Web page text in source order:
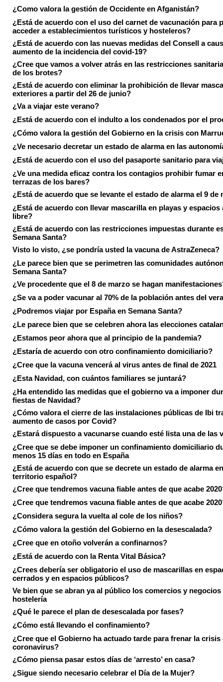
¿Como valora la gestión de Occidente en Afganistán?
¿Está de acuerdo con el uso del carnet de vacunación para
acceder a establecimientos turísticos y hosteleros?
¿Está de acuerdo con las nuevas medidas del Consell a
aumento de la incidencia del covid-19?
¿Cree que vamos a volver atrás en las restricciones
de los brotes?
¿Está de acuerdo con eliminar la prohibición de llevar
exteriores a partir del 26 de junio?
¿Va a viajar este verano?
¿Está de acuerdo con el indulto a los condenados por el
¿Cómo valora la gestión del Gobierno en la crisis con
¿Ve necesario decretar un estado de alarma en las
¿Está de acuerdo con el uso del pasaporte sanitario para
¿Ve una medida eficaz contra los contagios prohibir fumar
terrazas de los bares?
¿Está de acuerdo que se levante el estado de alarma el 9 de
¿Está de acuerdo con llevar mascarilla en playas y espacios
libre?
¿Está de acuerdo con las restricciones impuestas durante
Semana Santa?
Visto lo visto, ¿se pondría usted la vacuna de AstraZeneca?
¿Le parece bien que se perimetren las comunidades
Semana Santa?
¿Ve procedente que el 8 de marzo se hagan
¿Se va a poder vacunar al 70% de la población antes del
¿Podremos viajar por España en Semana Santa?
¿Le parece bien que se celebren ahora las elecciones
¿Estamos peor ahora que al principio de la pandemia?
¿Estaría de acuerdo con otro confinamiento domiciliario?
¿Cree que la vacuna vencerá al virus antes de final de 2021
¿Esta Navidad, con cuántos familiares se juntará?
¿Ha entendido las medidas que el gobierno va a imponer
fiestas de Navidad?
¿Cómo valora el cierre de las instalaciones públicas de Ibi
aumento de casos por Covid?
¿Estará dispuesto a vacunarse cuando esté lista una de las
¿Cree que se debe imponer un confinamiento domiciliario
menos 15 días en todo en España
¿Está de acuerdo con que se decrete un estado de alarma
territorio español?
¿Cree que tendremos vacuna fiable antes de que acabe
¿Cree que tendremos vacuna fiable antes de que acabe
¿Considera segura la vuelta al cole de los niños?
¿Cómo valora la gestión del Gobierno en la desescalada?
¿Cree que en otoño volverán a confinarnos?
¿Está de acuerdo con la Renta Vital Básica?
¿Crees debería ser obligatorio el uso de mascarillas en
cerrados y en espacios públicos?
Ve bien que se abran ya al público los comercios y negocios
hostelería
¿Qué le parece el plan de desescalada por fases?
¿Cómo está llevando el confinamiento?
¿Cree que el Gobierno ha actuado tarde para frenar la crisis
coronavirus?
¿Cómo piensa pasar estos días de ‘arresto’ en casa?
¿Sigue siendo necesario celebrar el Día de la Mujer?